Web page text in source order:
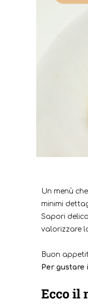
Un menù
minimi
Sapori
valorizzare
Buon
Per
Ecco il